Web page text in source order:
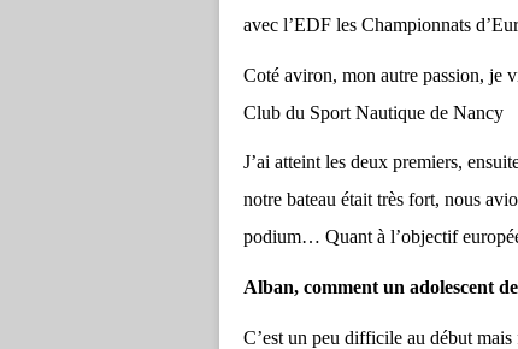
avec l’EDF les Championnats
Coté aviron, mon autre passion, je
Club du Sport Nautique de Nancy
J’ai atteint les deux premiers,
notre bateau était très fort, nous
podium… Quant à l’objectif
Alban, comment un adolescent
C’est un peu difficile au début